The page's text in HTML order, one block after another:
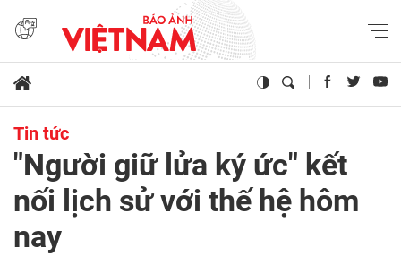
Tin tức
"Người giữ lửa ký ức" kết
nối lịch sử với thế hệ hôm
nay